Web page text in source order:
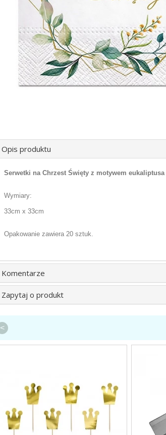
Opis produktu
Serwetki na Chrzest Święty z motywem
Wymiary:
33cm x 33cm
Opakowanie zawiera 20 sztuk.
Komentarze
Zapytaj o produkt
<